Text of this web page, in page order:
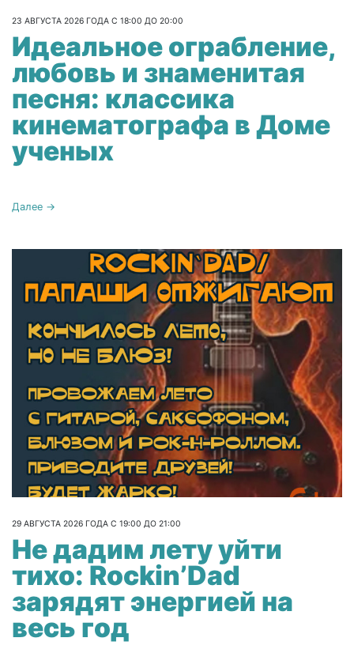
23 АВГУСТА 2026 ГОДА С 18:00 ДО 20:00
Идеальное ограбление,
любовь и знаменитая
песня: классика
кинематографа в Доме
ученых
Далее →
29 АВГУСТА 2026 ГОДА С 19:00 ДО 21:00
Не дадим лету уйти
тихо: Rockin’Dad
зарядят энергией на
весь год